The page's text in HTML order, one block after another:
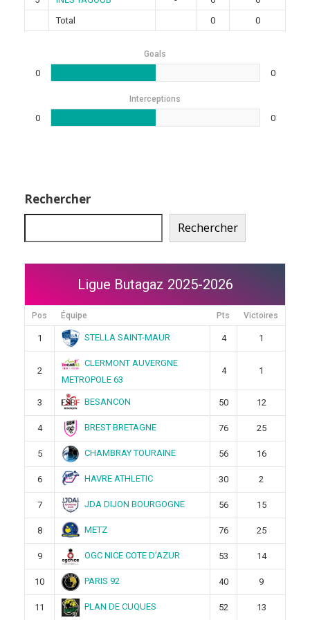
Total
0 0
Goals
0 0
Interceptions
0 0
Rechercher
Rechercher
Ligue Butagaz 2025-2026
Pos Équipe Pts Victoires
1 STELLA SAINT-MAUR 4 1
2
CLERMONT AUVERGNE
METROPOLE 63
4 1
3 BESANCON 50 12
4 BREST BRETAGNE 76 25
5 CHAMBRAY TOURAINE 56 16
6 HAVRE ATHLETIC 30 2
7 JDA DIJON BOURGOGNE 56 15
8 METZ 76 25
9 OGC NICE COTE D’AZUR 53 14
10 PARIS 92 40 9
11 PLAN DE CUQUES 52 13